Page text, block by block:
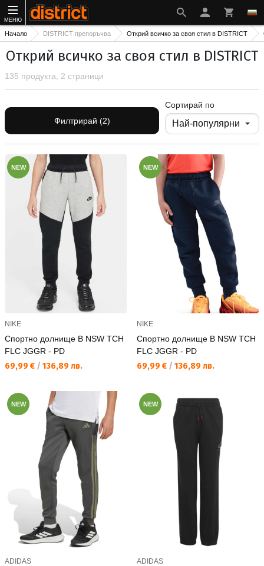
МЕНЮ
Начало DISTRICT препоръчва Открий всичко за своя стил в DISTRICT
Открий всичко за своя стил в DISTRICT
135 продукта, 2 страници
Филтрирай (2)
Сортирай по
NEW
NIKE
Спортно долнище B NSW TCH
FLC JGGR - PD
Текуща цена:
69,99 € / 136,89 лв.
NEW
NIKE
Спортно долнище B NSW TCH
FLC JGGR - PD
Текуща цена:
69,99 € / 136,89 лв.
NEW
ADIDAS
NEW
ADIDAS